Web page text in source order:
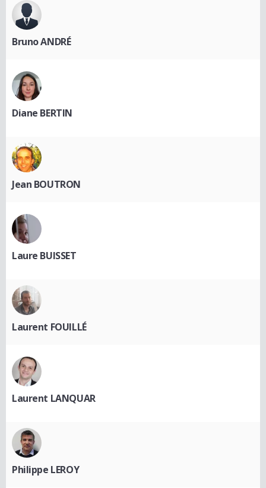
Bruno ANDRÉ
Diane BERTIN
Jean BOUTRON
Laure BUISSET
Laurent FOUILLÉ
Laurent LANQUAR
Philippe LEROY